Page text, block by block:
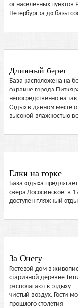
от населенных пунктов
Петербургра до базы
Длинный берег
База расположена на
окраине города
непосредственно на
Отдых в данном месте
высокой влажностью
Елки на горке
База отдыха
озера Лососинское, в
доступен пляжный
За Онегу
Гостевой дом в
старинной деревне
располагают к отдыху
чистый воздух. Гости
прошлого столетия